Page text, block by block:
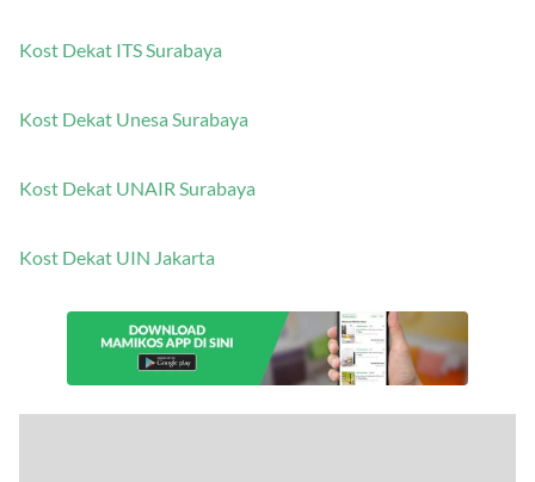
Kost Dekat ITS Surabaya
Kost Dekat Unesa Surabaya
Kost Dekat UNAIR Surabaya
Kost Dekat UIN Jakarta